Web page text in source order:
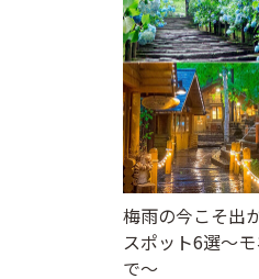
梅雨の今こそ出
スポット6選～
で～